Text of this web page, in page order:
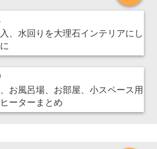
、水回りを大理石インテリアにし
お風呂場、お部屋、小スペース用
ーターまとめ